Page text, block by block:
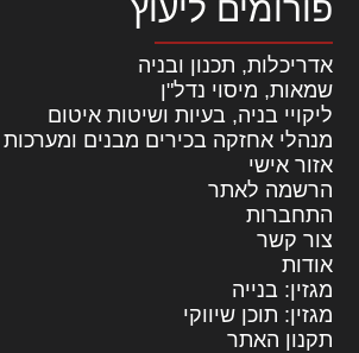
פורומים ליעוץ
אדריכלות, תכנון ובניה
שמאות, מיסוי נדל"ן
ליקויי בניה, בעיות ושיטות איטום
מנהלי אחזקה בכירים מבנים ומערכות
אזור אישי
הרשמה לאתר
התחברות
צור קשר
אודות
מגזין: בנייה
מגזין: תוכן שיווקי
תקנון האתר